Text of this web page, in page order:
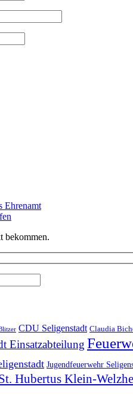
Ehrenamt
bekommen.
CDU Seligenstadt Claudia
Einsatzabteilung
Jugendfeuerwehr
Hubertus Klein-